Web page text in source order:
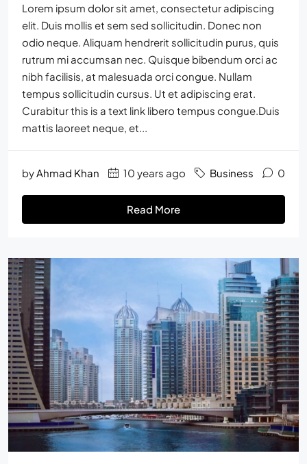
Lorem ipsum dolor sit amet, consectetur adipiscing
elit. Duis mollis et sem sed sollicitudin. Donec non
odio neque. Aliquam hendrerit sollicitudin purus, quis
rutrum mi accumsan nec. Quisque bibendum orci ac
nibh facilisis, at malesuada orci congue. Nullam
tempus sollicitudin cursus. Ut et adipiscing erat.
Curabitur this is a text link libero tempus congue.Duis
mattis laoreet neque, et...
by Ahmad Khan 10 years ago Business 0
Read More